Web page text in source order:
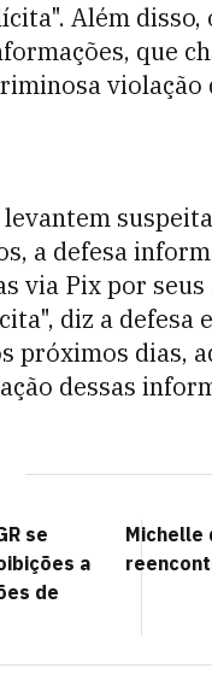
Além
que
violação
levantem
a defesa
via Pix por
diz a defesa
próximos dias,
dessas
se
a
de
Michelle